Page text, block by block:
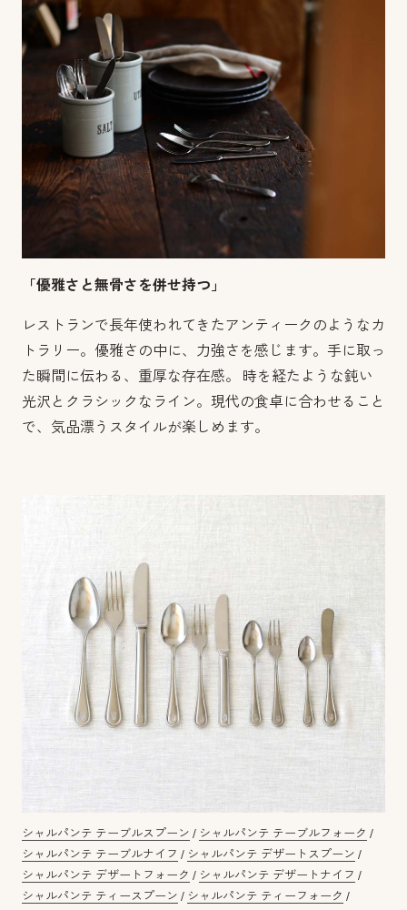
「優雅さと無骨さを併せ持つ」
レストランで長年使われてきたアンティークのようなカ
トラリー。優雅さの中に、力強さを感じます。手に取っ
た瞬間に伝わる、重厚な存在感。 時を経たような鈍い
光沢とクラシックなライン。現代の食卓に合わせること
で、気品漂うスタイルが楽しめます。
シャルパンテ テーブルスプーン / シャルパンテ テーブルフォーク /
シャルパンテ テーブルナイフ / シャルパンテ デザートスプーン /
シャルパンテ デザートフォーク / シャルパンテ デザートナイフ /
シャルパンテ ティースプーン / シャルパンテ ティーフォーク /